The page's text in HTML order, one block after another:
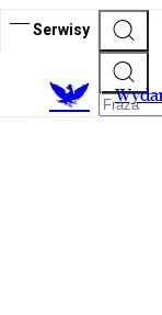
Serwisy